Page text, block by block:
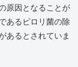
原因となることが
あるピロリ菌の除
あるとされていま